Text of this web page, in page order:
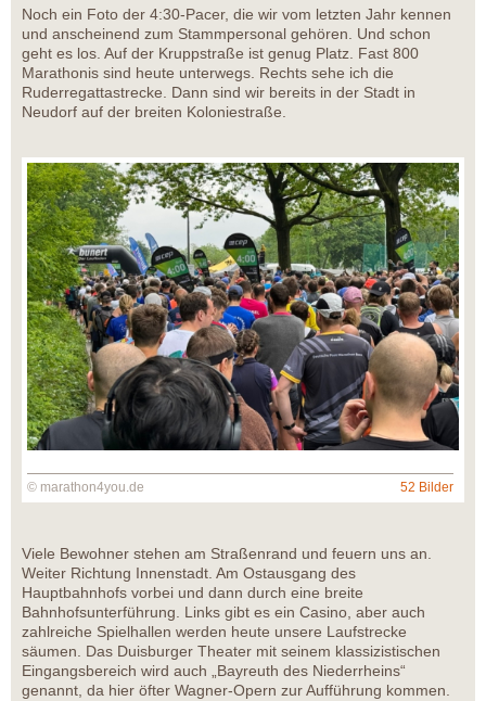
Noch ein Foto der 4:30-Pacer, die wir vom letzten Jahr kennen
und anscheinend zum Stammpersonal gehören. Und schon
geht es los. Auf der Kruppstraße ist genug Platz. Fast 800
Marathonis sind heute unterwegs. Rechts sehe ich die
Ruderregattastrecke. Dann sind wir bereits in der Stadt in
Neudorf auf der breiten Koloniestraße.
© marathon4you.de 52 Bilder
Viele Bewohner stehen am Straßenrand und feuern uns an.
Weiter Richtung Innenstadt. Am Ostausgang des
Hauptbahnhofs vorbei und dann durch eine breite
Bahnhofsunterführung. Links gibt es ein Casino, aber auch
zahlreiche Spielhallen werden heute unsere Laufstrecke
säumen. Das Duisburger Theater mit seinem klassizistischen
Eingangsbereich wird auch „Bayreuth des Niederrheins“
genannt, da hier öfter Wagner-Opern zur Aufführung kommen.